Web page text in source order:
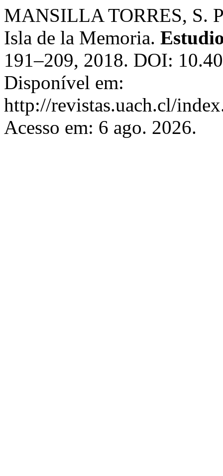
MANSILLA TORRES, S.
Isla de la Memoria.
191–209, 2018. DOI:
Disponível em:
http://revistas.uach.cl/
Acesso em: 6 ago. 2026.